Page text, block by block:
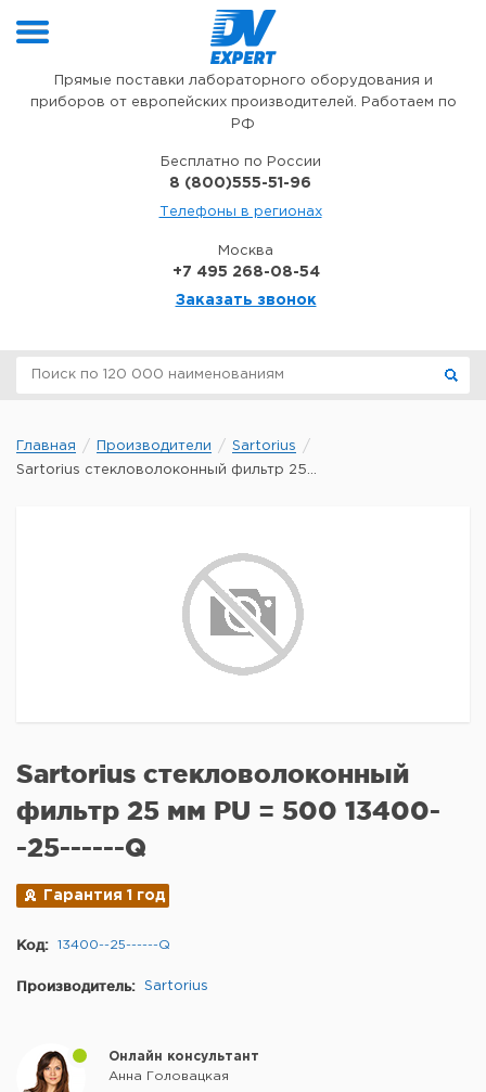
Прямые поставки лабораторного оборудования и
приборов от европейских производителей. Работаем по
РФ
Бесплатно по России
8 (800)555-51-96
Телефоны в регионах
Москва
+7 495 268-08-54
Заказать звонок
Главная Производители
Sartorius
Sartorius стекловолоконный фильтр 25...
Sartorius стекловолоконный
фильтр 25 мм PU = 500 13400-
-25------Q
Гарантия 1 год
Код: 13400--25------Q
Производитель: Sartorius
Онлайн консультант
Анна Головацкая